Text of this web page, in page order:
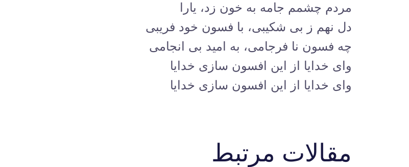
مردم چشمم جامه به خون زد، یارا
دل نهم ز بی شکیبی، با فسون خود فریبی
چه فسون نا فرجامی، به امید بی انجامی
وای خدایا از این افسون سازی خدایا
وای خدایا از این افسون سازی خدایا
مقالات مرتبط